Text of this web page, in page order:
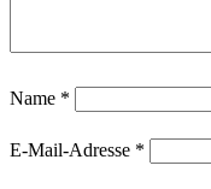
Name *
E-Mail-Adresse *